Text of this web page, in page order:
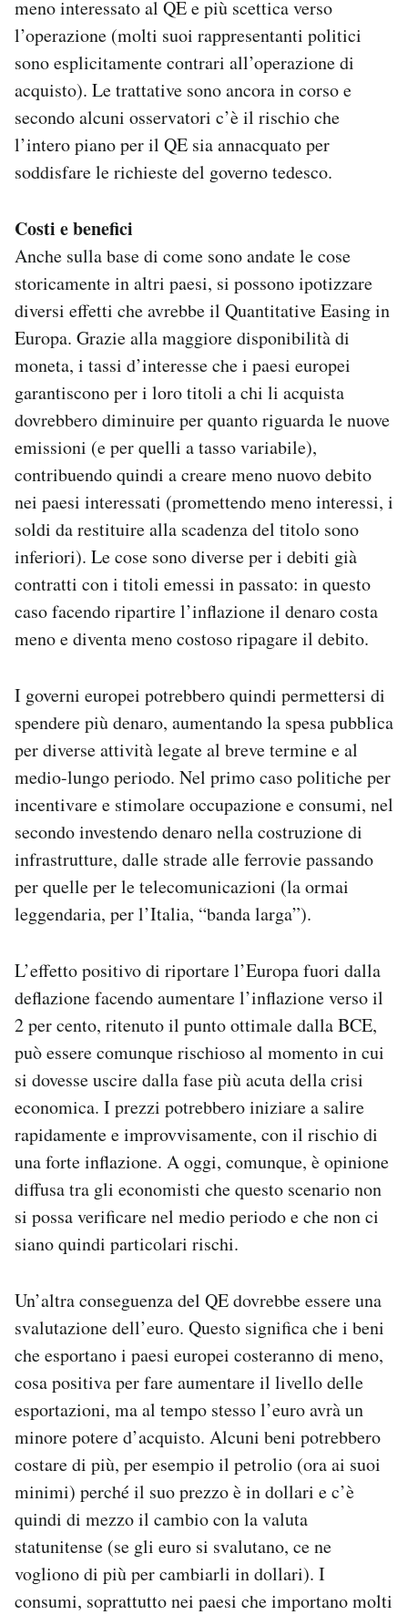
meno interessato al QE e più scettica verso
l’operazione (molti suoi rappresentanti politici
sono esplicitamente contrari all’operazione di
acquisto). Le trattative sono ancora in corso e
secondo alcuni osservatori c’è il rischio che
l’intero piano per il QE sia annacquato per
soddisfare le richieste del governo tedesco.
Costi e benefici
Anche sulla base di come sono andate le cose
storicamente in altri paesi, si possono ipotizzare
diversi effetti che avrebbe il Quantitative Easing in
Europa. Grazie alla maggiore disponibilità di
moneta, i tassi d’interesse che i paesi europei
garantiscono per i loro titoli a chi li acquista
dovrebbero diminuire per quanto riguarda le nuove
emissioni (e per quelli a tasso variabile),
contribuendo quindi a creare meno nuovo debito
nei paesi interessati (promettendo meno interessi, i
soldi da restituire alla scadenza del titolo sono
inferiori). Le cose sono diverse per i debiti già
contratti con i titoli emessi in passato: in questo
caso facendo ripartire l’inflazione il denaro costa
meno e diventa meno costoso ripagare il debito.
I governi europei potrebbero quindi permettersi di
spendere più denaro, aumentando la spesa pubblica
per diverse attività legate al breve termine e al
medio-lungo periodo. Nel primo caso politiche per
incentivare e stimolare occupazione e consumi, nel
secondo investendo denaro nella costruzione di
infrastrutture, dalle strade alle ferrovie passando
per quelle per le telecomunicazioni (la ormai
leggendaria, per l’Italia, “banda larga”).
L’effetto positivo di riportare l’Europa fuori dalla
deflazione facendo aumentare l’inflazione verso il
2 per cento, ritenuto il punto ottimale dalla BCE,
può essere comunque rischioso al momento in cui
si dovesse uscire dalla fase più acuta della crisi
economica. I prezzi potrebbero iniziare a salire
rapidamente e improvvisamente, con il rischio di
una forte inflazione. A oggi, comunque, è opinione
diffusa tra gli economisti che questo scenario non
si possa verificare nel medio periodo e che non ci
siano quindi particolari rischi.
Un’altra conseguenza del QE dovrebbe essere una
svalutazione dell’euro. Questo significa che i beni
che esportano i paesi europei costeranno di meno,
cosa positiva per fare aumentare il livello delle
esportazioni, ma al tempo stesso l’euro avrà un
minore potere d’acquisto. Alcuni beni potrebbero
costare di più, per esempio il petrolio (ora ai suoi
minimi) perché il suo prezzo è in dollari e c’è
quindi di mezzo il cambio con la valuta
statunitense (se gli euro si svalutano, ce ne
vogliono di più per cambiarli in dollari). I
consumi, soprattutto nei paesi che importano molti